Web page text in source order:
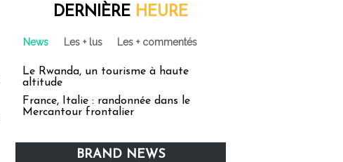
DERNIÈRE HEURE
News Les + lus Les + commentés
Le Rwanda, un tourisme à haute
altitude
France, Italie : randonnée dans le
Mercantour frontalier
BRAND NEWS